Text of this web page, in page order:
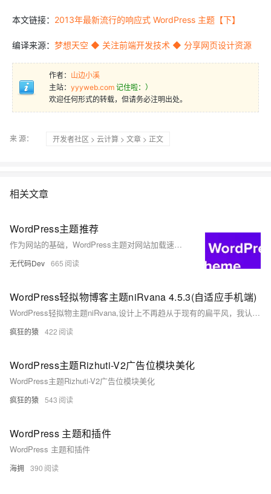
本文链接： 2013年最新流行的响应式 WordPress 主题【下】
编译来源： 梦想天空 ◆ 关注前端开发技术 ◆ 分享网页设计资源
作者： 山边小溪
主站： yyyweb.com 记住啦：）
欢迎任何形式的转载，但请务必注明出处。
来 源： 开发者社区 > 云计算 > 文章 > 正文
相关文章
WordPress主题推荐
作为网站的基础，WordPress主题对网站加载速度具有重要影响。一个设计不好，代码杂乱的WordPress主题会严重影响网站加载速度，进而影响网站排名。相反，一个设计良好，代码简洁的WP主题会加载很快，有助于提升网页排名。如果你想创建一个精美的WordPress网站，选择一个优秀的主题至关重要。然而，在追求美观的同时，绝不能忽视性能和速度。在本文中，我们已经为你整理了一些速度快且适合SEO的WordPress主题。
无代码Dev 665
WordPress轻拟物博客主题niRvana 4.5.3(自适应手机端)
WordPress轻拟物主题niRvana,设计上不再趋从于现有的扁平风，我认为是时候从极致的扁平稍微向拟物致敬了，因此采用了轻拟物的风格。niRvana 设计和样式更加新颖，一眼看上去就会被他吸引住，主题配色也非常舒服。而且它有两个功能特别有意思，一个是自动根据文章特色图片识别出图片的主色调，在首页、文章分类页用最美的方式显示滚动图片，另一个则是文章支持语音朗读。主题细腻有质感，手机端体验非常好。
疯狂的猿 422
WordPress主题Rizhuti-V2广告位模块美化
WordPress主题Rizhuti-V2广告位模块美化
疯狂的猿 543
WordPress 主题和插件
WordPress 主题和插件
海拥 390